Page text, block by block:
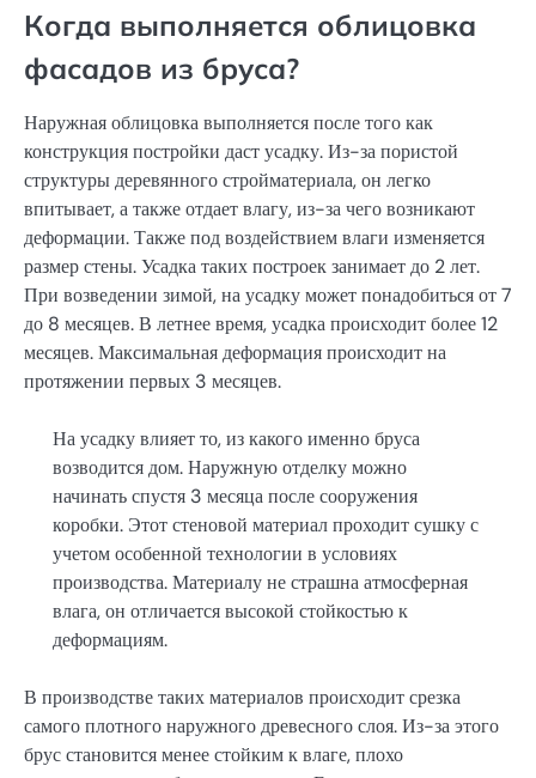
Когда выполняется облицовка
фасадов из бруса?
Наружная облицовка выполняется после того как
конструкция постройки даст усадку. Из-за пористой
структуры деревянного стройматериала, он легко
впитывает, а также отдает влагу, из-за чего возникают
деформации. Также под воздействием влаги изменяется
размер стены. Усадка таких построек занимает до 2 лет.
При возведении зимой, на усадку может понадобиться от 7
до 8 месяцев. В летнее время, усадка происходит более 12
месяцев. Максимальная деформация происходит на
протяжении первых 3 месяцев.
На усадку влияет то, из какого именно бруса
возводится дом. Наружную отделку можно
начинать спустя 3 месяца после сооружения
коробки. Этот стеновой материал проходит сушку с
учетом особенной технологии в условиях
производства. Материалу не страшна атмосферная
влага, он отличается высокой стойкостью к
деформациям.
В производстве таких материалов происходит срезка
самого плотного наружного древесного слоя. Из-за этого
брус становится менее стойким к влаге, плохо